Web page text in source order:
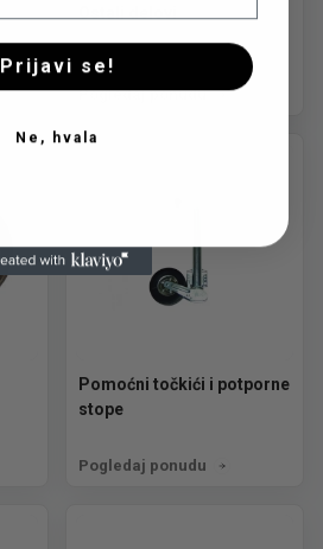
Pogledaj ponudu
Pomoćni točkići i potporne
stope
Pogledaj ponudu
Prijavi se!
Ne, hvala